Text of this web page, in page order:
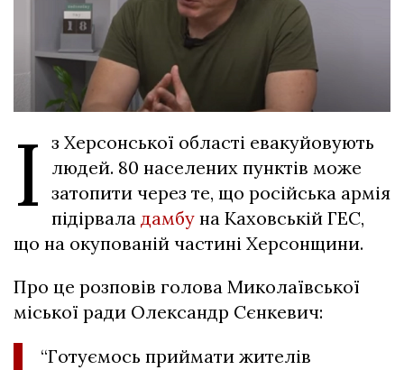
І з Херсонської області евакуйовують
людей. 80 населених пунктів може
затопити через те, що російська армія
підірвала дамбу на Каховській ГЕС,
що на окупованій частині Херсонщини.
Про це розповів голова Миколаївської
міської ради Олександр Сєнкевич:
“Готуємось приймати жителів